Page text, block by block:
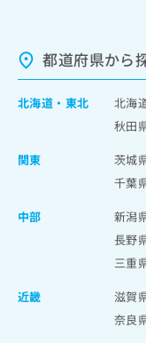
都道府県から
北海道 ・ 東北 北海
秋田
関東
茨城
千葉
中部
新潟
長野
三重
近畿
滋賀
奈良